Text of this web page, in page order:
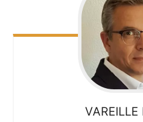
VAREILLE